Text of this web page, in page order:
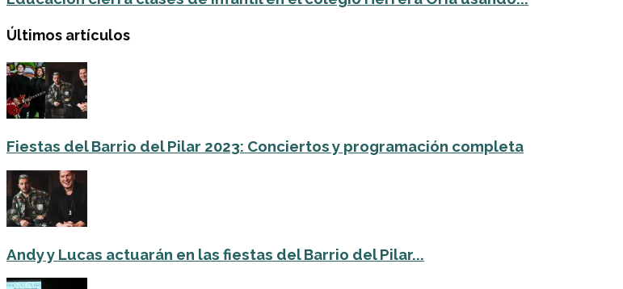
Últimos artículos
Fiestas del Barrio del Pilar 2023: Conciertos y programación completa
Andy y Lucas actuarán en las fiestas del Barrio del Pilar...